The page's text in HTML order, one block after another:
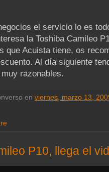
el servicio lo es
la Toshiba Camileo
que Acuista tiene, os
Al día siguiente
razonables.
en viernes, marzo 13,
P10, llega el